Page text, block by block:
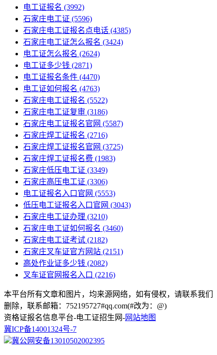
电工证报名 (3992)
石家庄电工证 (5596)
石家庄电工证报名点电话 (4385)
石家庄电工证怎么报名 (3424)
电工证怎么报名 (2624)
电工证多少钱 (2871)
电工证报名条件 (4470)
电工证如何报名 (4763)
石家庄电工证报名 (5522)
石家庄电工证复审 (3186)
石家庄电工证报名官网 (5587)
石家庄焊工证报名 (2716)
石家庄焊工证报名官网 (3725)
石家庄焊工证报名费 (1983)
石家庄低压电工证 (3349)
石家庄高压电工证 (3306)
电工证报名入口官网 (5553)
低压电工证报名入口官网 (3043)
石家庄电工证办理 (3210)
石家庄电工证如何报名 (3460)
石家庄电工证考试 (2182)
石家庄叉车证官方网站 (2151)
高处作业证多少钱 (2082)
叉车证官网报名入口 (2216)
本平台所有文章和图片，均来源网络，如有侵权，请联系我们
删除，联系邮箱：752195727#qq.com(#改为：@)
资格证报名信息平台-电工证招生网-网站地图
冀ICP备14001324号-7
冀公网安备13010502002395